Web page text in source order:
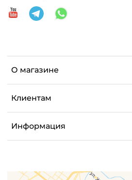
О магазине
Клиентам
Информация